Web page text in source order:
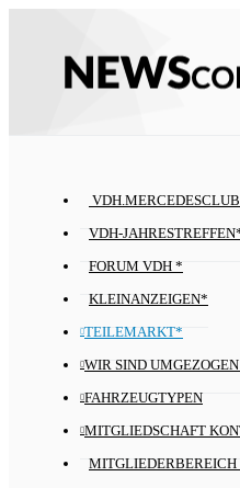
VDH-
FORUM VDH *
KLEINANZEIGEN*
TEILEMARKT*
WIR SIND
FAHRZEUGTYPEN
MITGLIEDSCHAFT
MITGLIEDERBEREICH